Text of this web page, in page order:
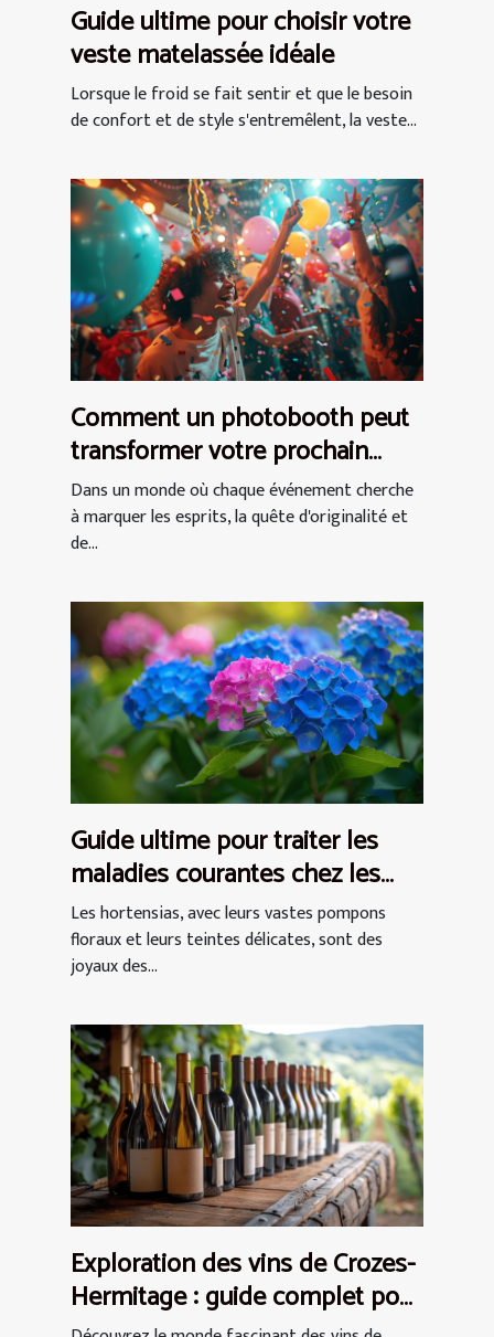
Guide ultime pour choisir votre
veste matelassée idéale
Lorsque le froid se fait sentir et que le besoin
de confort et de style s'entremêlent, la veste...
Comment un photobooth peut
transformer votre prochain
événement en expérience
inoubliable
Dans un monde où chaque événement cherche
à marquer les esprits, la quête d'originalité et
de...
Guide ultime pour traiter les
maladies courantes chez les
hortensias
Les hortensias, avec leurs vastes pompons
floraux et leurs teintes délicates, sont des
joyaux des...
Exploration des vins de Crozes-
Hermitage : guide complet pour